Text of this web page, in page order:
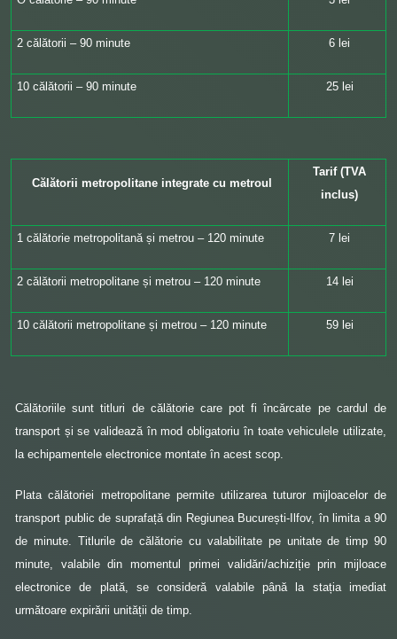
2 călătorii – 90 minute 6 lei
10 călătorii – 90 minute 25 lei
Călătorii metropolitane integrate cu metroul
Tarif (TVA
inclus)
1 călătorie metropolitană și metrou – 120 minute 7 lei
2 călătorii metropolitane și metrou – 120 minute 14 lei
10 călătorii metropolitane și metrou – 120 minute 59 lei
Călătoriile sunt titluri de călătorie care pot fi încărcate pe cardul de
transport și se validează în mod obligatoriu în toate vehiculele utilizate,
la echipamentele electronice montate în acest scop.
Plata călătoriei metropolitane permite utilizarea tuturor mijloacelor de
transport public de suprafață din Regiunea București-Ilfov, în limita a 90
de minute. Titlurile de călătorie cu valabilitate pe unitate de timp 90
minute, valabile din momentul primei validări/achiziție prin mijloace
electronice de plată, se consideră valabile până la stația imediat
următoare expirării unității de timp.